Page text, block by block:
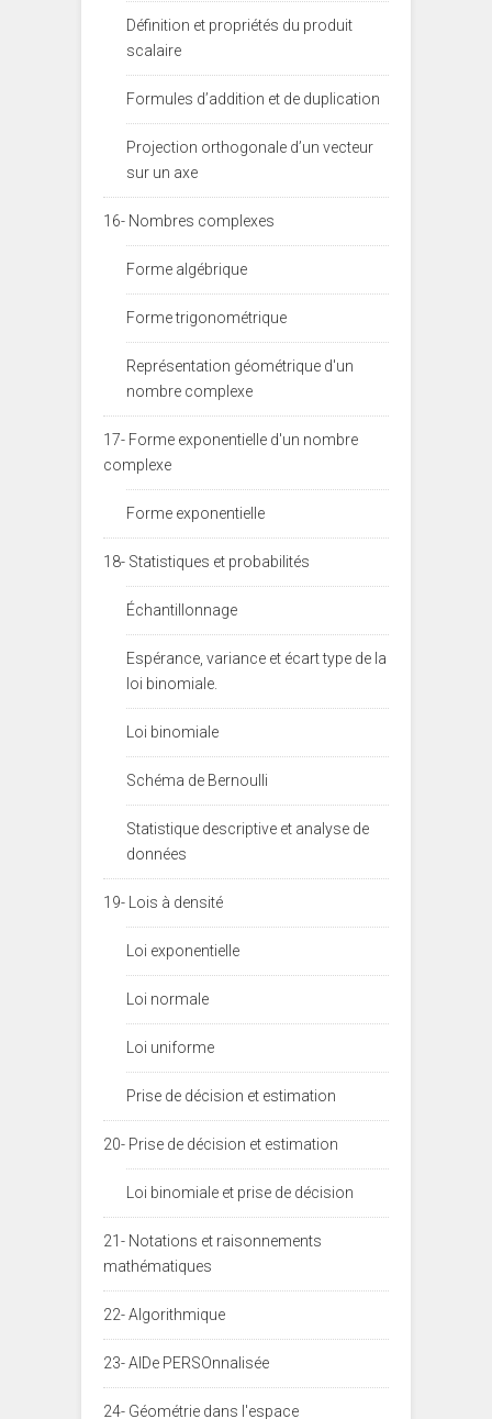
Définition et propriétés du produit
scalaire
Formules d’addition et de duplication
Projection orthogonale d’un vecteur
sur un axe
16- Nombres complexes
Forme algébrique
Forme trigonométrique
Représentation géométrique d'un
nombre complexe
17- Forme exponentielle d'un nombre
complexe
Forme exponentielle
18- Statistiques et probabilités
Échantillonnage
Espérance, variance et écart type de la
loi binomiale.
Loi binomiale
Schéma de Bernoulli
Statistique descriptive et analyse de
données
19- Lois à densité
Loi exponentielle
Loi normale
Loi uniforme
Prise de décision et estimation
20- Prise de décision et estimation
Loi binomiale et prise de décision
21- Notations et raisonnements
mathématiques
22- Algorithmique
23- AIDe PERSOnnalisée
24- Géométrie dans l'espace